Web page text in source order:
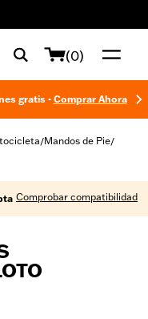
(0)
gratis - Comprar Ahora
/Mandos de Pie/
Comprobar compatibilidad